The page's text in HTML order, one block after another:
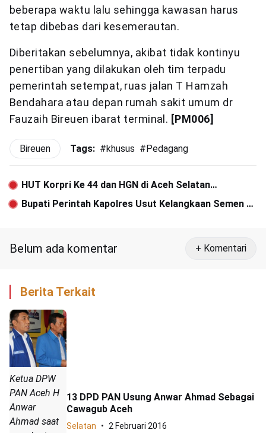
beberapa waktu lalu sehingga kawasan harus
tetap dibebas dari kesemerautan.
Diberitakan sebelumnya, akibat tidak kontinyu
penertiban yang dilakukan oleh tim terpadu
pemerintah setempat, ruas jalan T Hamzah
Bendahara atau depan rumah sakit umum dr
Fauzaih Bireuen ibarat terminal. [PM006]
Bireuen Tags: #khusus #Pedagang
HUT Korpri Ke 44 dan HGN di Aceh Selatan
Berlangsung Khitmad
Bupati Perintah Kapolres Usut Kelangkaan Semen di
Belum ada komentar + Komentari
Berita Terkait
Ketua DPW
PAN Aceh H
Anwar
Ahmad saat
13 DPD PAN Usung Anwar Ahmad Sebagai
Cawagub Aceh
Selatan 2 Februari 2016